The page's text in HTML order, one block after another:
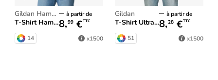
Gildan Hammer
T-Shirt Hammer™ Adulte
à partir de
8,99 €TTC
14 x1500
Gildan
T-Shirt Ultra Cotton
à partir de
8,28 €TTC
51 x1500